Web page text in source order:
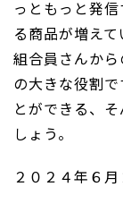
っともっと発
る商品が増えて
組合員さんか
の大きな役割
とができる、
しょう。
２０２４年